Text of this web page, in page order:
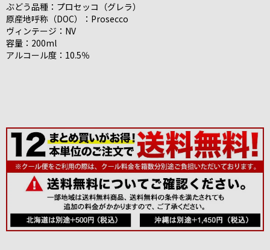
ぶどう品種：プロセッコ（グレラ）
原産地呼称（DOC）：Prosecco
ヴィンテージ：NV
容量：200ml
アルコール度：10.5％